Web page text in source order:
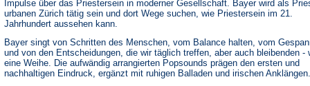
Impulse über das Priestersein in moderner Gesellschaft. Bayer wird als
urbanen Zürich tätig sein und dort Wege suchen, wie Priestersein im 21.
Jahrhundert aussehen kann.
Bayer singt von Schritten des Menschen, vom Balance halten, vom
und von den Entscheidungen, die wir täglich treffen, aber auch bleibenden -
eine Weihe. Die aufwändig arrangierten Popsounds prägen den ersten und
nachhaltigen Eindruck, ergänzt mit ruhigen Balladen und irischen Anklängen.